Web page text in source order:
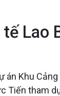
Lao
Khu Cảng
Tiến tham